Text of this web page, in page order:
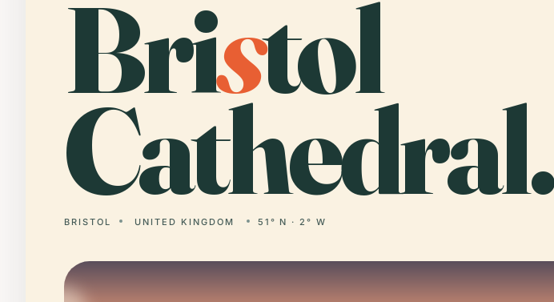
Bristol
Cathedral.
BRISTOL UNITED KINGDOM 51° N · 2° W